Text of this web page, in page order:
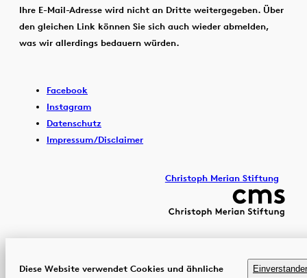
Ihre E-Mail-Adresse wird nicht an Dritte weitergegeben. Über
den gleichen Link können Sie sich auch wieder abmelden,
was wir allerdings bedauern würden.
Facebook
Instagram
Datenschutz
Impressum/Disclaimer
Christoph Merian Stiftung
Diese Website verwendet Cookies und ähnliche